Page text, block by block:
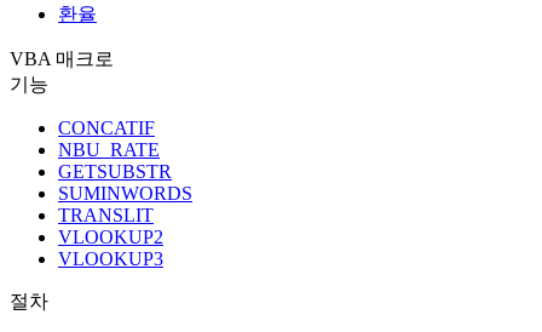
환율
VBA 매크로
기능
CONCATIF
NBU_RATE
GETSUBSTR
SUMINWORDS
TRANSLIT
VLOOKUP2
VLOOKUP3
절차